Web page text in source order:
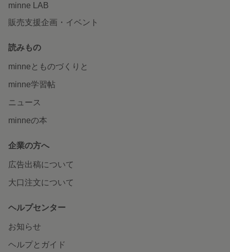
minne LAB
販売支援企画・イベント
読みもの
minneとものづくりと
minne学習帖
ニュース
minneの本
企業の方へ
広告出稿について
大口注文について
ヘルプセンター
お知らせ
ヘルプとガイド